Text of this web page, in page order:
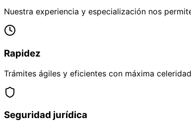
Nuestra experiencia y especialización nos
Rapidez
Trámites ágiles y eficientes con máxima celeridad
Seguridad jurídica